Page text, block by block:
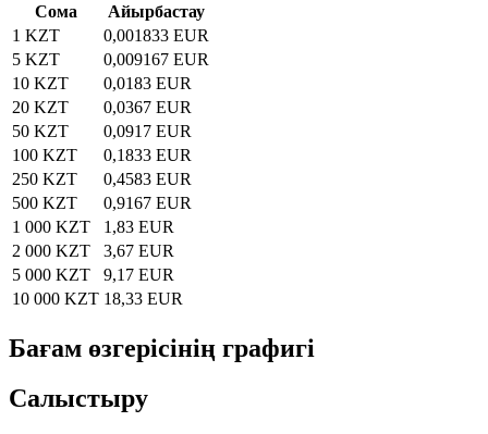
Сома
Айырбастау
1 KZT
0,001833 EUR
5 KZT
0,009167 EUR
10 KZT
0,0183 EUR
20 KZT
0,0367 EUR
50 KZT
0,0917 EUR
100 KZT
0,1833 EUR
250 KZT
0,4583 EUR
500 KZT
0,9167 EUR
1 000 KZT
1,83 EUR
2 000 KZT
3,67 EUR
5 000 KZT
9,17 EUR
10 000 KZT 18,33 EUR
Бағам өзгерісінің графигі
Салыстыру